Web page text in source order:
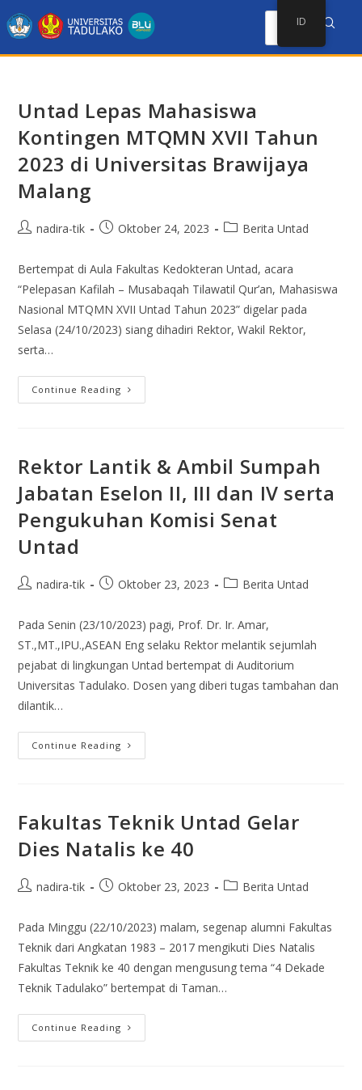
Untad Lepas Mahasiswa
Kontingen MTQMN XVII Tahun
2023 di Universitas Brawijaya
Malang
nadira-tik Oktober 24, 2023 Berita Untad
Bertempat di Aula Fakultas Kedokteran Untad, acara
“Pelepasan Kafilah – Musabaqah Tilawatil Qur’an, Mahasiswa
Nasional MTQMN XVII Untad Tahun 2023” digelar pada
Selasa (24/10/2023) siang dihadiri Rektor, Wakil Rektor,
serta…
Continue Reading
Rektor Lantik & Ambil Sumpah
Jabatan Eselon II, III dan IV serta
Pengukuhan Komisi Senat
Untad
nadira-tik Oktober 23, 2023 Berita Untad
Pada Senin (23/10/2023) pagi, Prof. Dr. Ir. Amar,
ST.,MT.,IPU.,ASEAN Eng selaku Rektor melantik sejumlah
pejabat di lingkungan Untad bertempat di Auditorium
Universitas Tadulako. Dosen yang diberi tugas tambahan dan
dilantik…
Continue Reading
Fakultas Teknik Untad Gelar
Dies Natalis ke 40
nadira-tik Oktober 23, 2023 Berita Untad
Pada Minggu (22/10/2023) malam, segenap alumni Fakultas
Teknik dari Angkatan 1983 – 2017 mengikuti Dies Natalis
Fakultas Teknik ke 40 dengan mengusung tema “4 Dekade
Teknik Tadulako” bertempat di Taman…
Continue Reading
ID